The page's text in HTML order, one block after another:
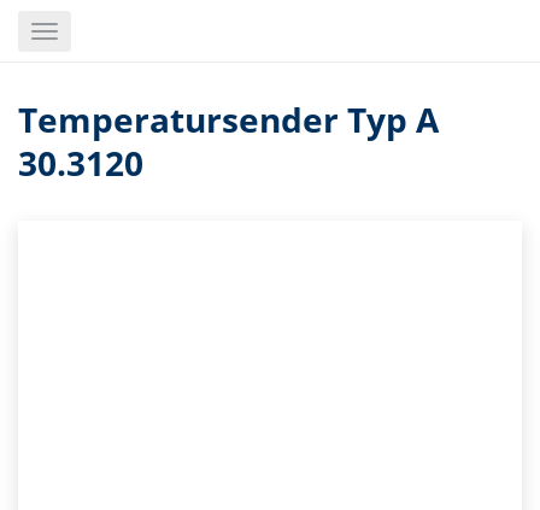
Toggle
Temperatursender Typ A
30.3120